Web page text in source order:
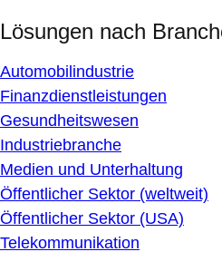
Lösungen nach
Automobilindustrie
Finanzdienstleistungen
Gesundheitswesen
Industriebranche
Medien und Unterhaltung
Öffentlicher Sektor (weltweit)
Öffentlicher Sektor (USA)
Telekommunikation